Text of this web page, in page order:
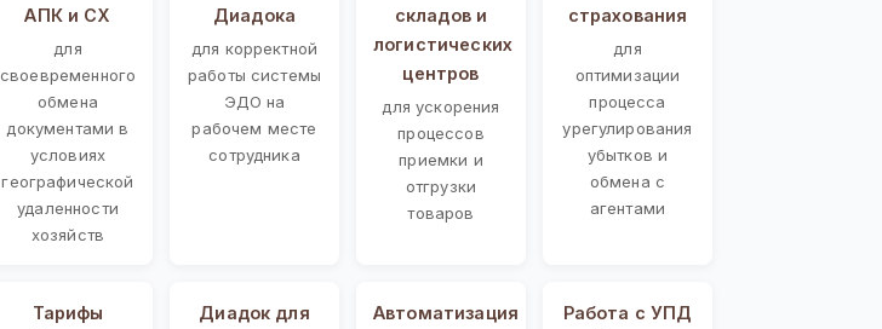
АПК и СХ
для
своевременного
обмена
документами в
условиях
географической
удаленности
хозяйств
Диадока
для корректной
работы системы
ЭДО на
рабочем месте
сотрудника
складов и
логистических
центров
для ускорения
процессов
приемки и
отгрузки
товаров
страхования
для
оптимизации
процесса
урегулирования
убытков и
обмена с
агентами
Тарифы
Диадок для
Автоматизация
Работа с УПД